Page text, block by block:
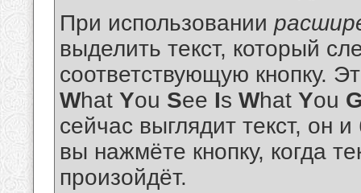
При использовании
выделить текст, который
соответствующую кнопку.
What You See Is What You
сейчас выглядит текст, он
вы нажмёте кнопку, когда
произойдёт.